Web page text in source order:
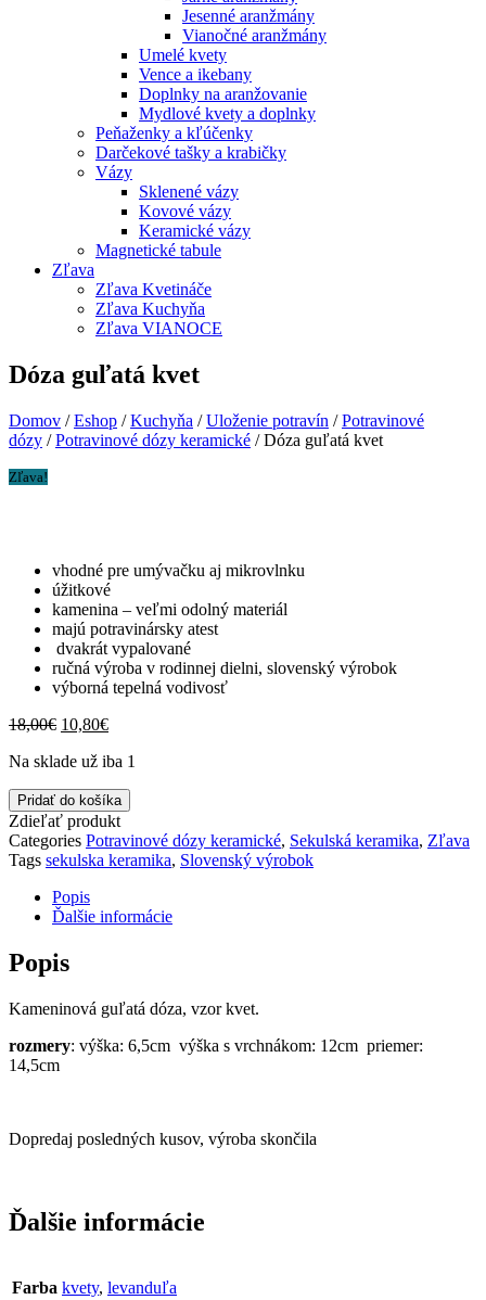
Jesenné aranžmány
Vianočné aranžmány
Umelé kvety
Vence a ikebany
Doplnky na aranžovanie
Mydlové kvety a doplnky
Peňaženky a kľúčenky
Darčekové tašky a krabičky
Vázy
Sklenené vázy
Kovové vázy
Keramické vázy
Magnetické tabule
Zľava
Zľava Kvetináče
Zľava Kuchyňa
Zľava VIANOCE
Dóza guľatá kvet
Domov /Eshop /Kuchyňa /Uloženie potravín /Potravinové
dózy /Potravinové dózy keramické / Dóza guľatá kvet
Zľava!
vhodné pre umývačku aj mikrovlnku
úžitkové
kamenina – veľmi odolný materiál
majú potravinársky atest
dvakrát vypalované
ručná výroba v rodinnej dielni, slovenský výrobok
výborná tepelná vodivosť
18,00€ Pôvodná
bola:
10,80€Aktuálna
je:
Na sklade už iba 1
množstvo
Dóza
guľatá
kvet
Pridať do košíka
Zdieľať produkt
Categories Potravinové dózy keramické, Sekulská keramika, Zľava
Tags sekulska keramika, Slovenský výrobok
Popis
Ďalšie informácie
Popis
Kameninová guľatá dóza, vzor kvet.
rozmery: výška: 6,5cm výška s vrchnákom: 12cm priemer:
14,5cm
Dopredaj posledných kusov, výroba skončila
Ďalšie informácie
Farba kvety, levanduľa